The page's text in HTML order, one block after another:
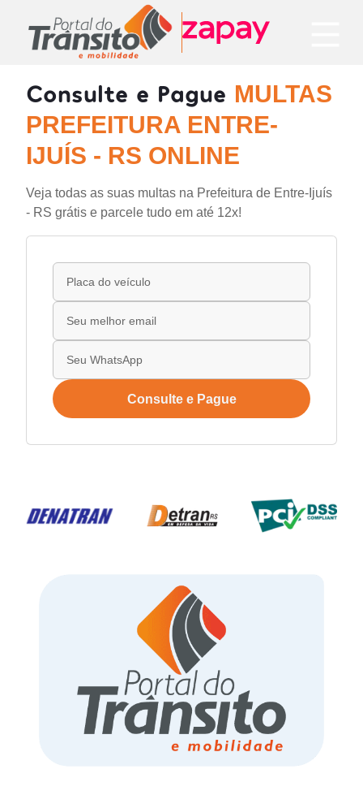
Consulte e Pague MULTAS
PREFEITURA ENTRE-
IJUÍS - RS ONLINE
Veja todas as suas multas na Prefeitura de Entre-Ijuís
- RS grátis e parcele tudo em até 12x!
Consulte e Pague